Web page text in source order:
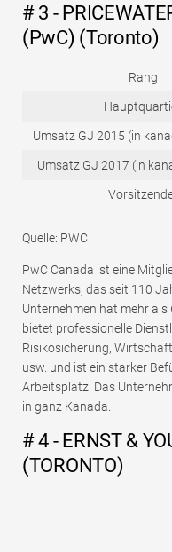
# 3 -
(PwC) (Toronto)
Rang
Umsatz GJ 2015 (in
Umsatz GJ 2017 (in
Quelle: PWC
PwC Canada ist eine
Netzwerks, das seit 110
Unternehmen hat mehr
bietet professionelle
Risikosicherung,
usw. und ist ein starker
Arbeitsplatz. Das
in ganz Kanada.
# 4 - ERNST &
(TORONTO)